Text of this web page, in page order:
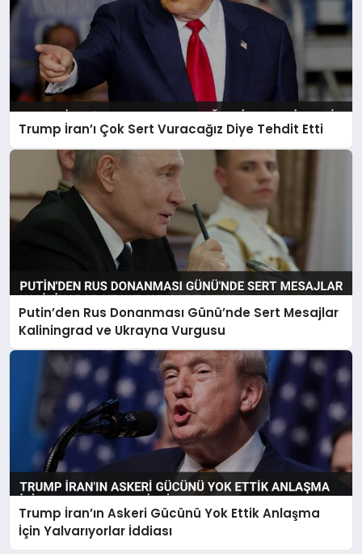
Trump İran’ı Çok Sert Vuracağız Diye Tehdit Etti
Putin’den Rus Donanması Günü’nde Sert Mesajlar
Kaliningrad ve Ukrayna Vurgusu
Trump İran’ın Askeri Gücünü Yok Ettik Anlaşma
İçin Yalvarıyorlar İddiası